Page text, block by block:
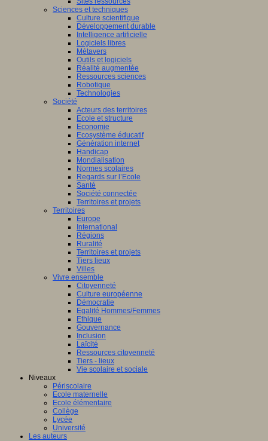
Sciences et techniques
Culture scientifique
Développement durable
Intelligence artificielle
Logiciels libres
Métavers
Outils et logiciels
Réalité augmentée
Ressources sciences
Robotique
Technologies
Société
Acteurs des territoires
Ecole et structure
Economie
Ecosystème éducatif
Génération internet
Handicap
Mondialisation
Normes scolaires
Regards sur l’Ecole
Santé
Société connectée
Territoires et projets
Territoires
Europe
International
Régions
Ruralité
Territoires et projets
Tiers lieux
Villes
Vivre ensemble
Citoyenneté
Culture européenne
Démocratie
Egalité Hommes/Femmes
Ethique
Gouvernance
Inclusion
Laïcité
Ressources citoyenneté
Tiers - lieux
Vie scolaire et sociale
Niveaux
Périscolaire
Ecole maternelle
Ecole élémentaire
Collège
Lycée
Université
Les auteurs